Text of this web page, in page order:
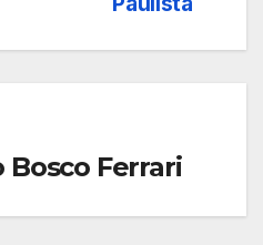
Bosco Ferrari